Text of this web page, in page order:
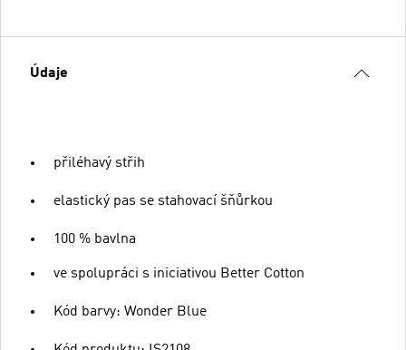
Údaje
přiléhavý střih
elastický pas se stahovací šňůrkou
100 % bavlna
ve spolupráci s iniciativou Better Cotton
Kód barvy: Wonder Blue